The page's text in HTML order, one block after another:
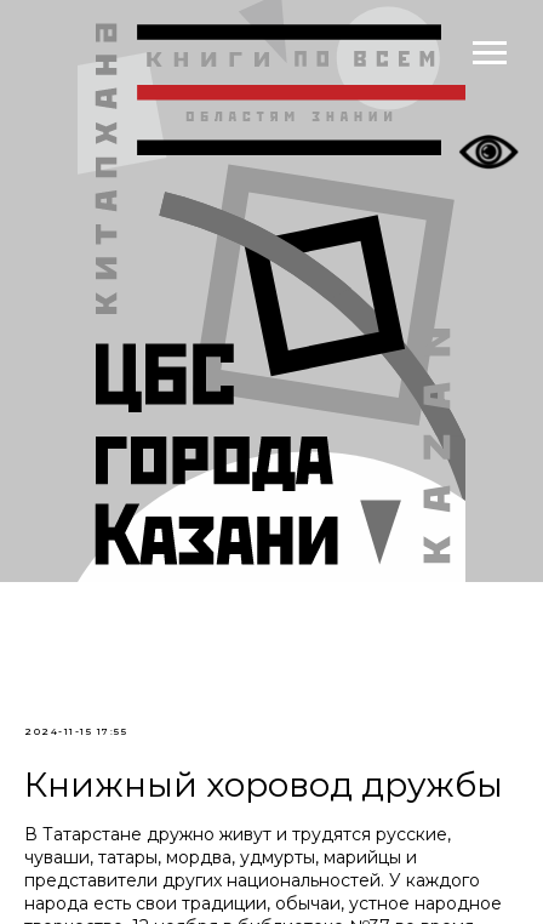
2024-11-15 17:55
Книжный хоровод дружбы
В Татарстане дружно живут и трудятся русские,
чуваши, татары, мордва, удмурты, марийцы и
представители других национальностей. У каждого
народа есть свои традиции, обычаи, устное народное